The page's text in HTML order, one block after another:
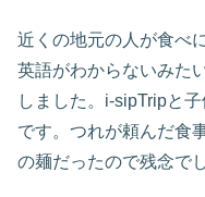
近くの地元の人が食べ
英語がわからないみた
しました。i-sipTripと
です。つれが頼んだ食
の麺だったので残念で